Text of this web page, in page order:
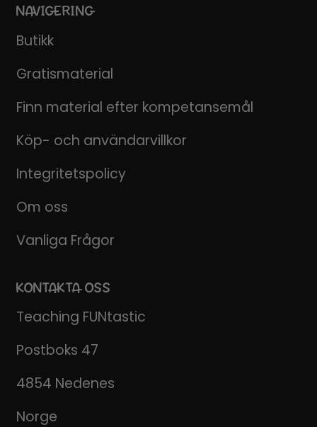
NAVIGERING
Butikk
Gratismaterial
Finn material efter kompetansemål
Köp- och användarvillkor
Integritetspolicy
Om oss
Vanliga Frågor
KONTAKTA OSS
Teaching FUNtastic
Postboks 47
4854 Nedenes
Norge